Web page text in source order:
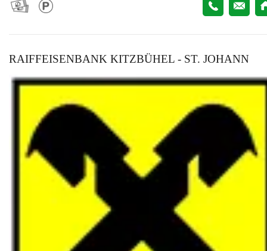
RAIFFEISENBANK KITZBÜHEL - ST. JOHANN